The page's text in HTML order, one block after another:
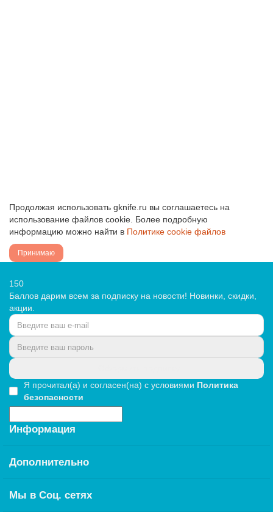
Продолжая использовать gknife.ru вы соглашаетесь на
использование файлов cookie. Более подробную
информацию можно найти в Политике cookie файлов
Принимаю
150
Баллов дарим всем за подписку на новости! Новинки, скидки,
акции.
Я прочитал(а) и согласен(на) с условиями Политика
безопасности
Информация
Дополнительно
Мы в Соц. сетях